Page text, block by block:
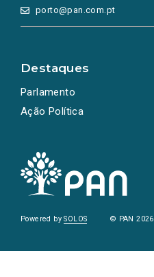
porto@pan.com.pt
Destaques
Parlamento
Ação Política
Powered bySOLOS © PAN 2026